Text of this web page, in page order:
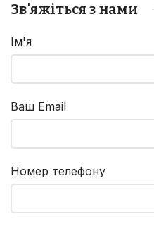
Зв'яжіться з нами
Ім'я
Ваш Email
Номер телефону